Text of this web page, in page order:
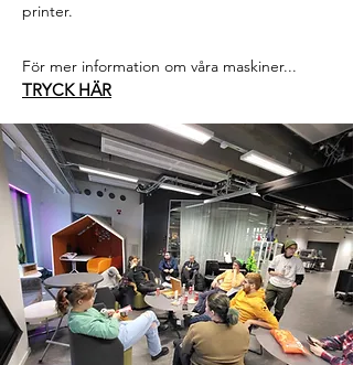
printer.
För mer information om våra maskiner...
TRYCK HÄR